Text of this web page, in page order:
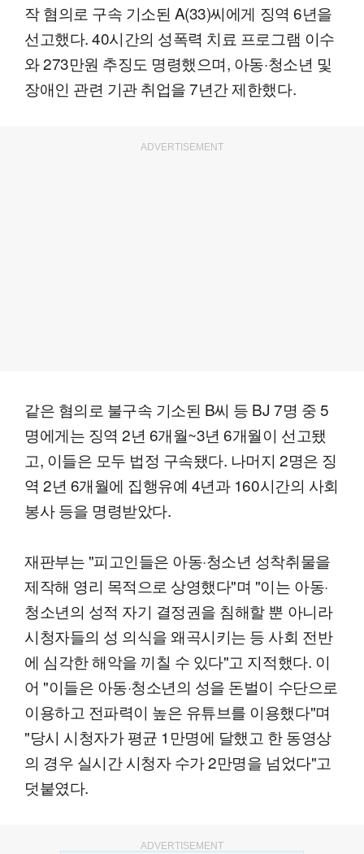
작 혐의로 구속 기소된 A(33)씨에게 징역 6년을
선고했다. 40시간의 성폭력 치료 프로그램 이수
와 273만원 추징도 명령했으며, 아동·청소년 및
장애인 관련 기관 취업을 7년간 제한했다.
ADVERTISEMENT
같은 혐의로 불구속 기소된 B씨 등 BJ 7명 중 5
명에게는 징역 2년 6개월~3년 6개월이 선고됐
고, 이들은 모두 법정 구속됐다. 나머지 2명은 징
역 2년 6개월에 집행유예 4년과 160시간의 사회
봉사 등을 명령받았다.
재판부는 "피고인들은 아동·청소년 성착취물을
제작해 영리 목적으로 상영했다"며 "이는 아동·
청소년의 성적 자기 결정권을 침해할 뿐 아니라
시청자들의 성 의식을 왜곡시키는 등 사회 전반
에 심각한 해악을 끼칠 수 있다"고 지적했다. 이
어 "이들은 아동·청소년의 성을 돈벌이 수단으로
이용하고 전파력이 높은 유튜브를 이용했다"며
"당시 시청자가 평균 1만명에 달했고 한 동영상
의 경우 실시간 시청자 수가 2만명을 넘었다"고
덧붙였다.
ADVERTISEMENT